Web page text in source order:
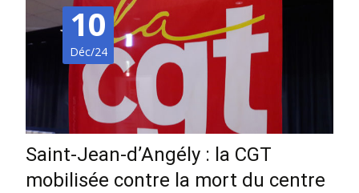
10
Déc/24
Saint-Jean-d’Angély : la CGT
mobilisée contre la mort du centre